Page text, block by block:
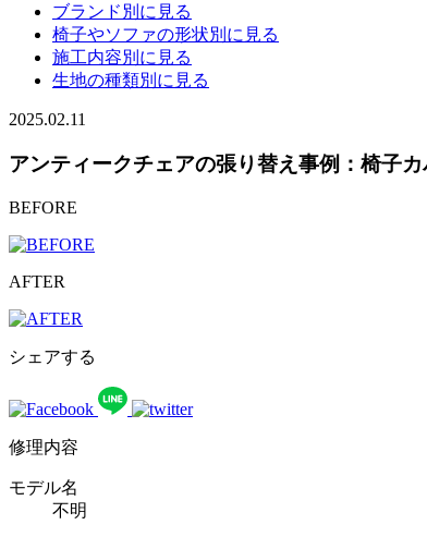
ブランド別に見る
椅子やソファの形状別に見る
施工内容別に見る
生地の種類別に見る
2025.02.11
アンティークチェアの張り替え事例：椅子
BEFORE
AFTER
シェアする
修理内容
モデル名
不明